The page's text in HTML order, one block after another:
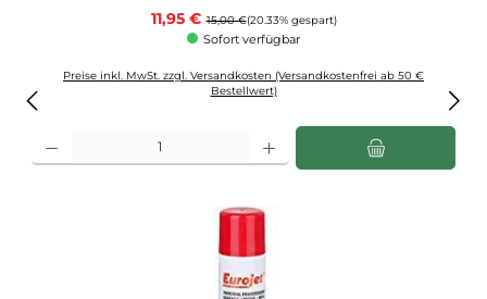
Verkaufspreis:
11,95 € Regulärer Preis:
15,00 €(20.33% gespart)
Sofort verfügbar
Preise inkl. MwSt. zzgl. Versandkosten (Versandkostenfrei ab 50 €
Bestellwert)
Produkt Anzahl: Gib den gewünschten Wert ein oder benutze die Schaltflächen